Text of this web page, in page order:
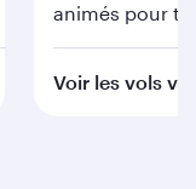
animés pour
Voir les vols